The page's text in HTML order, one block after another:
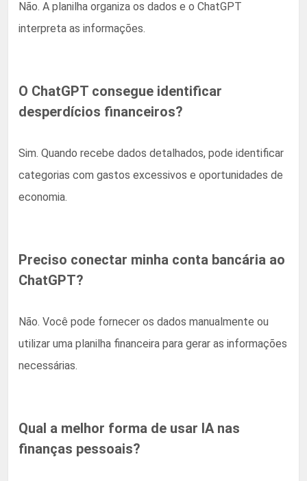
Não. A planilha organiza os dados e o ChatGPT
interpreta as informações.
O ChatGPT consegue identificar
desperdícios financeiros?
Sim. Quando recebe dados detalhados, pode identificar
categorias com gastos excessivos e oportunidades de
economia.
Preciso conectar minha conta bancária ao
ChatGPT?
Não. Você pode fornecer os dados manualmente ou
utilizar uma planilha financeira para gerar as informações
necessárias.
Qual a melhor forma de usar IA nas
finanças pessoais?